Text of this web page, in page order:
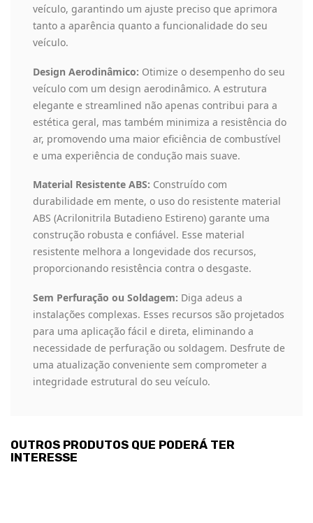
veículo, garantindo um ajuste preciso que aprimora
tanto a aparência quanto a funcionalidade do seu
veículo.
Design Aerodinâmico: Otimize o desempenho do seu
veículo com um design aerodinâmico. A estrutura
elegante e streamlined não apenas contribui para a
estética geral, mas também minimiza a resistência do
ar, promovendo uma maior eficiência de combustível
e uma experiência de condução mais suave.
Material Resistente ABS: Construído com
durabilidade em mente, o uso do resistente material
ABS (Acrilonitrila Butadieno Estireno) garante uma
construção robusta e confiável. Esse material
resistente melhora a longevidade dos recursos,
proporcionando resistência contra o desgaste.
Sem Perfuração ou Soldagem: Diga adeus a
instalações complexas. Esses recursos são projetados
para uma aplicação fácil e direta, eliminando a
necessidade de perfuração ou soldagem. Desfrute de
uma atualização conveniente sem comprometer a
integridade estrutural do seu veículo.
OUTROS PRODUTOS QUE PODERÁ TER
INTERESSE